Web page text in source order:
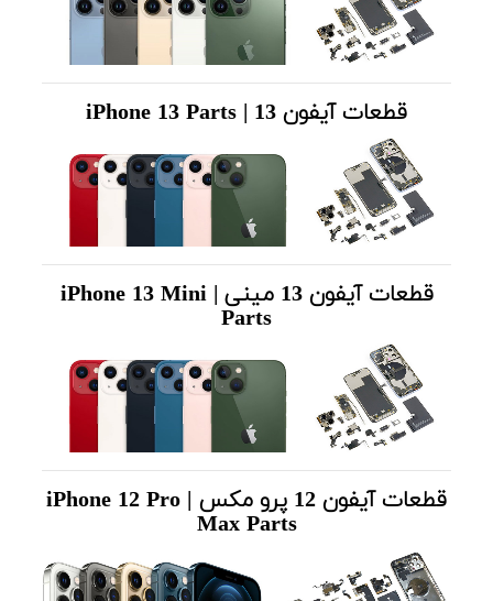
قطعات آیفون 13 | iPhone 13 Parts
قطعات آیفون 13 مینی | iPhone 13 Mini
Parts
قطعات آیفون 12 پرو مکس | iPhone 12 Pro
Max Parts